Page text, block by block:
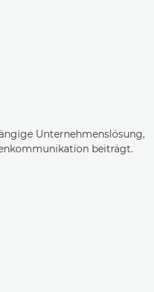
Unternehmenslösung,
beiträgt.